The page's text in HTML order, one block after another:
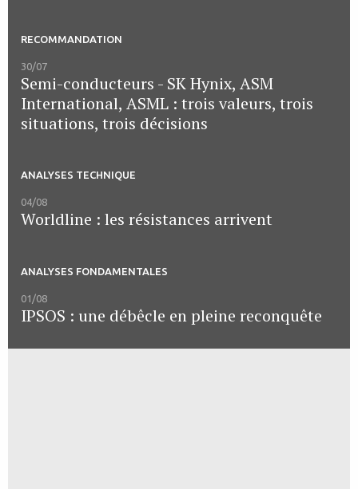
RECOMMANDATION
30/07
Semi-conducteurs - SK Hynix, ASM
International, ASML : trois valeurs, trois
situations, trois décisions
ANALYSES TECHNIQUE
04/08
Worldline : les résistances arrivent
ANALYSES FONDAMENTALES
01/08
IPSOS : une débêcle en pleine reconquête